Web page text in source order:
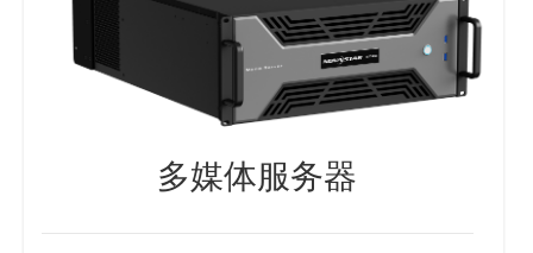
多媒体服务器